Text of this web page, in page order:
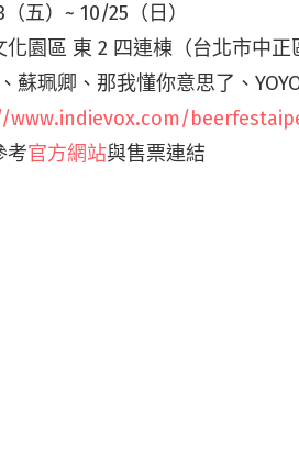
五）~ 10/25（日）
園區 東 2 四連棟（台北市中正
蘇珮卿、那我懂你意思了、
考官方網站與售票連結